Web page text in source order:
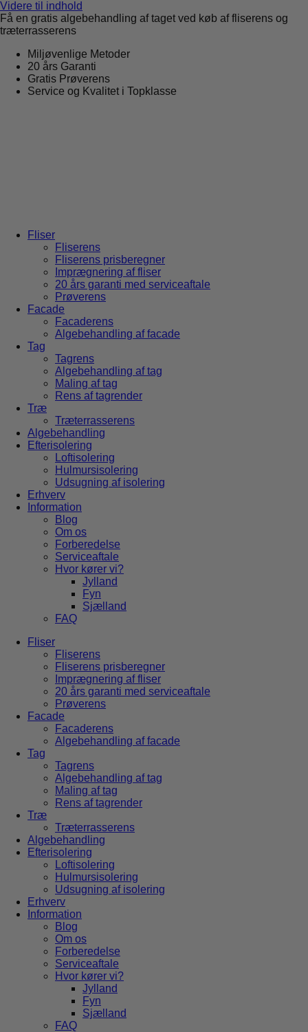
Videre til indhold
Få en gratis algebehandling af taget ved køb af fliserens og
træterrasserens
Miljøvenlige Metoder
20 års Garanti
Gratis Prøverens
Service og Kvalitet i Topklasse
Fliser
Fliserens
Fliserens prisberegner
Imprægnering af fliser
20 års garanti med serviceaftale
Prøverens
Facade
Facaderens
Algebehandling af facade
Tag
Tagrens
Algebehandling af tag
Maling af tag
Rens af tagrender
Træ
Træterrasserens
Algebehandling
Efterisolering
Loftisolering
Hulmursisolering
Udsugning af isolering
Erhverv
Information
Blog
Om os
Forberedelse
Serviceaftale
Hvor kører vi?
Jylland
Fyn
Sjælland
FAQ
Fliser
Fliserens
Fliserens prisberegner
Imprægnering af fliser
20 års garanti med serviceaftale
Prøverens
Facade
Facaderens
Algebehandling af facade
Tag
Tagrens
Algebehandling af tag
Maling af tag
Rens af tagrender
Træ
Træterrasserens
Algebehandling
Efterisolering
Loftisolering
Hulmursisolering
Udsugning af isolering
Erhverv
Information
Blog
Om os
Forberedelse
Serviceaftale
Hvor kører vi?
Jylland
Fyn
Sjælland
FAQ